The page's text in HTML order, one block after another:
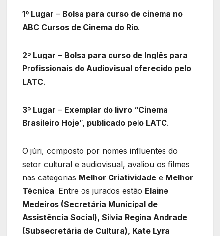
1º Lugar – Bolsa para curso de cinema no
ABC Cursos de Cinema do Rio.
2º Lugar – Bolsa para curso de Inglês para
Profissionais do Audiovisual oferecido pelo
LATC.
3º Lugar – Exemplar do livro “Cinema
Brasileiro Hoje”, publicado pelo LATC.
O júri, composto por nomes influentes do
setor cultural e audiovisual, avaliou os filmes
nas categorias Melhor Criatividade e Melhor
Técnica. Entre os jurados estão Elaine
Medeiros (Secretária Municipal de
Assistência Social), Silvia Regina Andrade
(Subsecretária de Cultura), Kate Lyra